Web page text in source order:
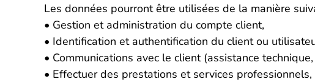
Les données pourront être utilisées de la manière
• Gestion et administration du compte client,
• Identification et authentification du client ou
• Communications avec le client (assistance
• Effectuer des prestations et services professionnels,